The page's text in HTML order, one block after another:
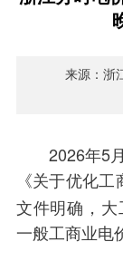
来源：浙
2026年5
《关于优化工
文件明确，大
一般工商业电